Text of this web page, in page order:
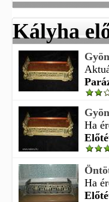
Kályha
Ha
Ha